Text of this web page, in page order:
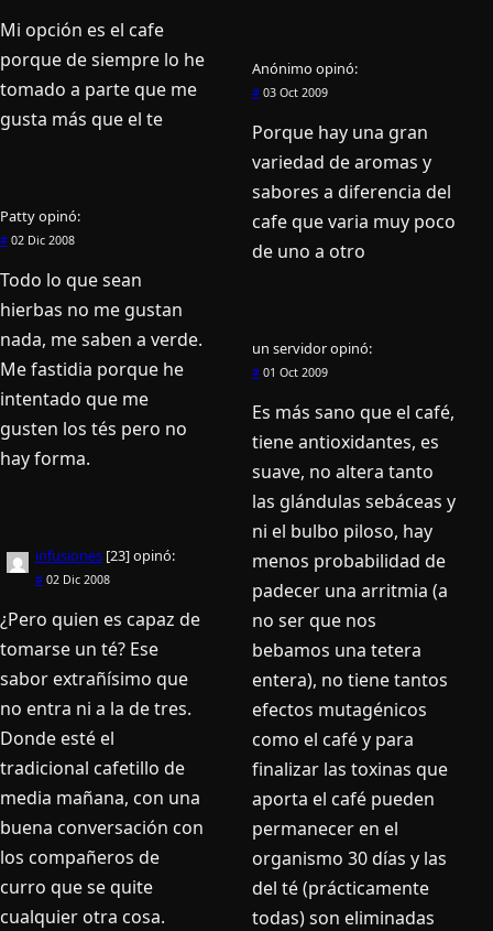
Mi opción es el cafe
porque de siempre lo he
tomado a parte que me
gusta más que el te
Pattyopinó:
# 02 Dic 2008
Todo lo que sean
hierbas no me gustan
nada, me saben a verde.
Me fastidia porque he
intentado que me
gusten los tés pero no
hay forma.
infusiones [23]opinó:
# 02 Dic 2008
¿Pero quien es capaz de
tomarse un té? Ese
sabor extrañí­simo que
no entra ni a la de tres.
Donde esté el
tradicional cafetillo de
media mañana, con una
buena conversación con
los compañeros de
curro que se quite
cualquier otra cosa.
Anónimo opinó:
#03 Oct 2009
Porque hay una gran
variedad de aromas y
sabores a diferencia del
cafe que varia muy poco
de uno a otro
un servidoropinó:
#01 Oct 2009
Es más sano que el café,
tiene antioxidantes, es
suave, no altera tanto
las glándulas sebáceas y
ni el bulbo piloso, hay
menos probabilidad de
padecer una arritmia (a
no ser que nos
bebamos una tetera
entera), no tiene tantos
efectos mutagénicos
como el café y para
finalizar las toxinas que
aporta el café pueden
permanecer en el
organismo 30 dí­as y las
del té (prácticamente
todas) son eliminadas